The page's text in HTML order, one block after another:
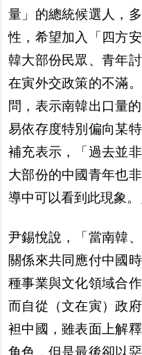
量」的總統候選人，
性，希望加入「四方
韓大部份民眾、青年
在寅外交政策的不滿
問，表示南韓出口量
易依存度特別偏向某
補充表示，「過去並
大部份的中國青年也
導中可以看到此現象。
尹錫悅說，「當南韓
關係來共同應付中國
種事業與文化領域合
而自從（文在寅）政
袒中國，雖表面上解
角色，但是最後卻以